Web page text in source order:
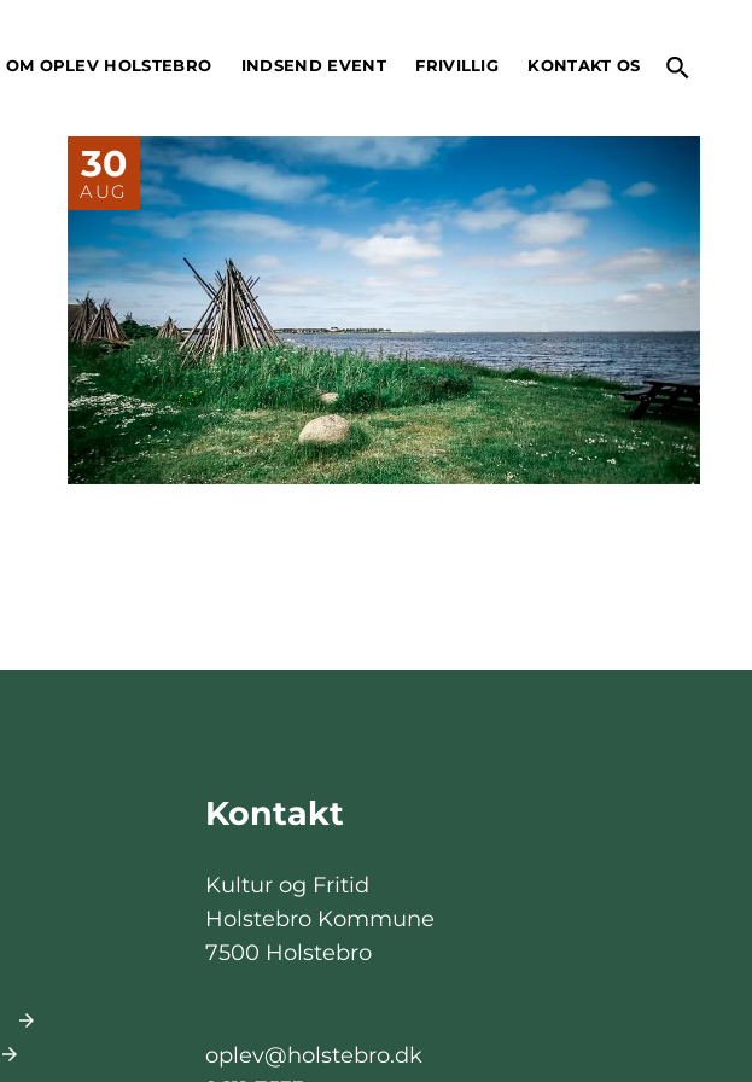
OM OPLEV HOLSTEBRO INDSEND EVENT FRIVILLIG KONTAKT OS search
30
AUG
Kontakt
Kultur og Fritid
Holstebro Kommune
7500 Holstebro
oplev@holstebro.dk